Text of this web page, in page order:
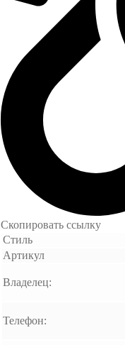
Скопировать ссылку
Стиль
Артикул
Владелец:
Телефон: